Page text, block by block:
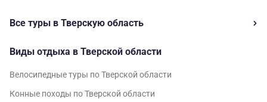
Все туры в Тверскую область
Виды отдыха в Тверской области
Велосипедные туры по Тверской области
Конные походы по Тверской области